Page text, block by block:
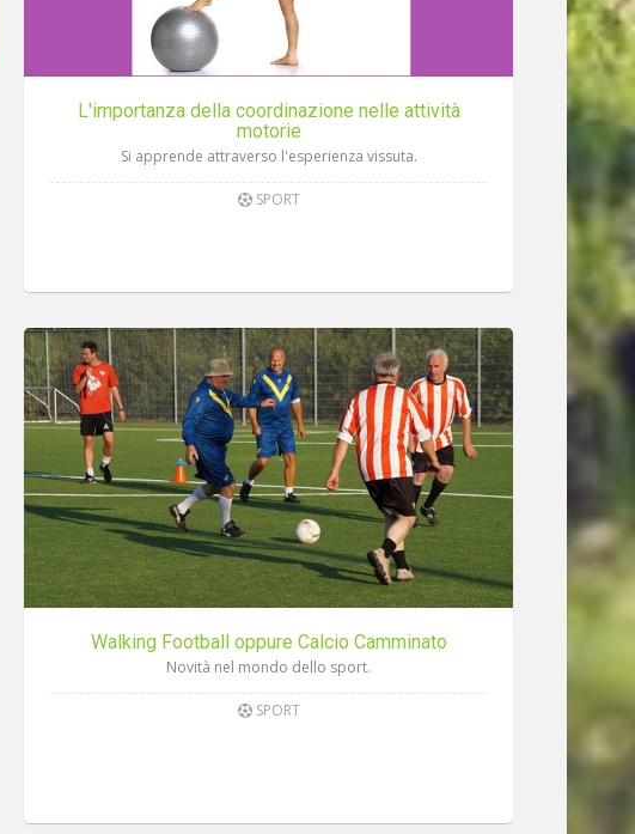
L'importanza della coordinazione nelle attività
motorie
Si apprende attraverso l'esperienza vissuta.
SPORT
Walking Football oppure Calcio Camminato
Novità nel mondo dello sport.
SPORT